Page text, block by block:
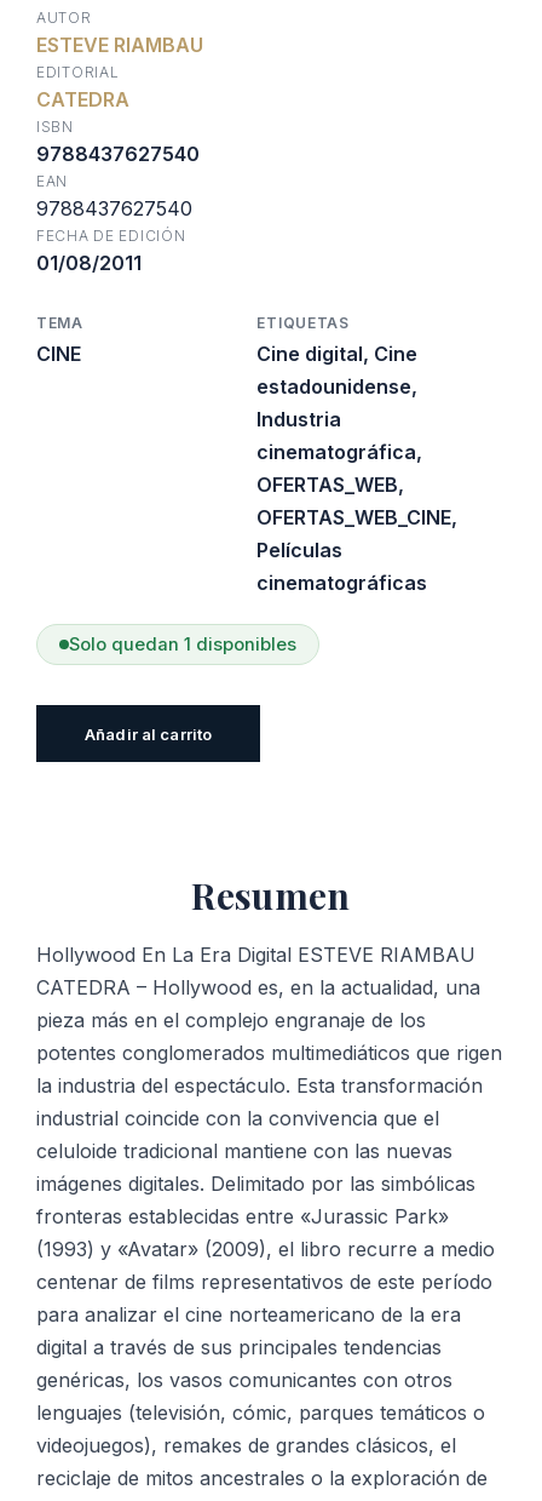
original
era:
$28.500.
AUTOR
ESTEVE RIAMBAU
EDITORIAL
CATEDRA
ISBN
9788437627540
EAN
9788437627540
FECHA DE EDICIÓN
01/08/2011
TEMA
CINE
ETIQUETAS
Cine digital, Cine
estadounidense,
Industria
cinematográfica,
OFERTAS_WEB,
OFERTAS_WEB_CINE,
Películas
cinematográficas
Solo quedan 1 disponibles
Añadir al carrito
Resumen
Hollywood En La Era Digital ESTEVE RIAMBAU
CATEDRA – Hollywood es, en la actualidad, una
pieza más en el complejo engranaje de los
potentes conglomerados multimediáticos que rigen
la industria del espectáculo. Esta transformación
industrial coincide con la convivencia que el
celuloide tradicional mantiene con las nuevas
imágenes digitales. Delimitado por las simbólicas
fronteras establecidas entre «Jurassic Park»
(1993) y «Avatar» (2009), el libro recurre a medio
centenar de films representativos de este período
para analizar el cine norteamericano de la era
digital a través de sus principales tendencias
genéricas, los vasos comunicantes con otros
lenguajes (televisión, cómic, parques temáticos o
videojuegos), remakes de grandes clásicos, el
reciclaje de mitos ancestrales o la exploración de